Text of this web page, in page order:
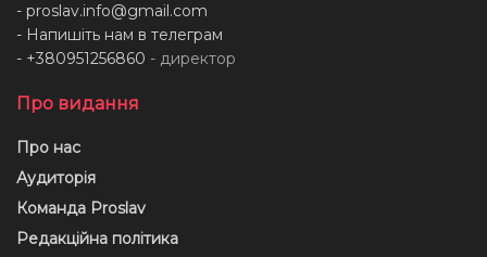
- proslav.info@gmail.com
- Напишіть нам в телеграм
- +380951256860 - директор
Про видання
Про нас
Аудиторія
Команда Proslav
Редакційна політика